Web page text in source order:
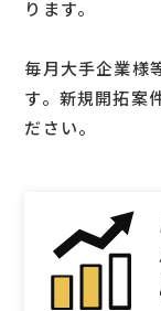
ります。
毎月大手企業様
す。新規開拓案
ださい。